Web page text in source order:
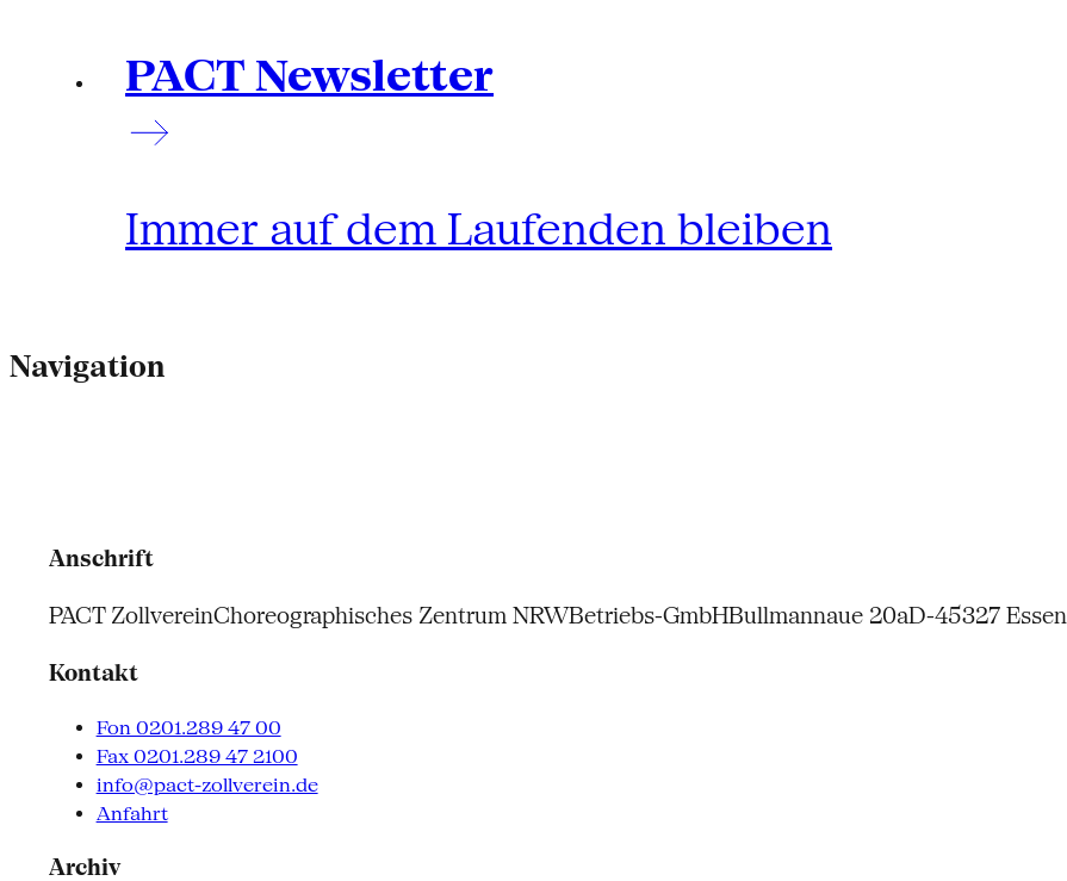
PACT Newsletter
Immer auf dem Laufenden bleiben
Navigation
Anschrift
PACT ZollvereinChoreographisches Zentrum NRWBetriebs-GmbHBullmannaue 20aD-45327 Essen
Kontakt
Fon 0201.289 47 00
Fax 0201.289 47 2100
info@pact-zollverein.de
Anfahrt
Archiv